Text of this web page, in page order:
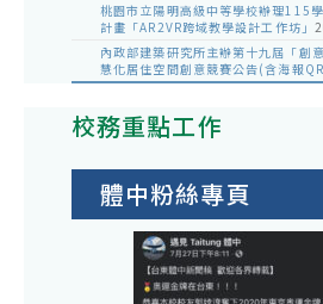
桃園市立陽明高級中等學校辦理115
計畫「AR2VR跨域教學設計工作坊」
內政部建築研究所主辦第十九屆「創
慧化居住空間創意競賽公告(含海報
校務重點工作
體中粉絲專頁